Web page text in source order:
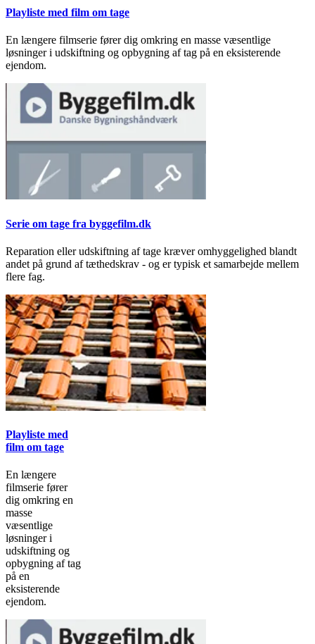
Playliste med film om tage
En længere filmserie fører dig omkring en masse væsentlige
løsninger i udskiftning og opbygning af tag på en eksisterende
ejendom.
Serie om tage fra byggefilm.dk
Reparation eller udskiftning af tage kræver omhyggelighed blandt
andet på grund af tæthedskrav - og er typisk et samarbejde mellem
flere fag.
Playliste med
film om tage
En længere
filmserie fører
dig omkring en
masse
væsentlige
løsninger i
udskiftning og
opbygning af tag
på en
eksisterende
ejendom.